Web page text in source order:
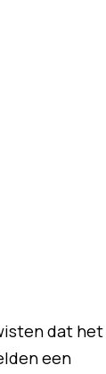
dat het
een